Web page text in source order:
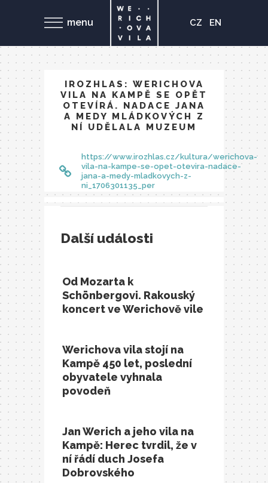
menu CZ EN
IROZHLAS: WERICHOVA
VILA NA KAMPĚ SE OPĚT
OTEVÍRÁ. NADACE JANA
A MEDY MLÁDKOVÝCH Z
NÍ UDĚLALA MUZEUM
https://www.irozhlas.cz/kultura/werichova-
vila-na-kampe-se-opet-otevira-nadace-
jana-a-medy-mladkovych-z-
ni_1706301135_per
Další události
Od Mozarta k
Schönbergovi. Rakouský
koncert ve Werichově vile
Werichova vila stojí na
Kampě 450 let, poslední
obyvatele vyhnala
povodeň
Jan Werich a jeho vila na
Kampě: Herec tvrdil, že v
ní řádí duch Josefa
Dobrovského